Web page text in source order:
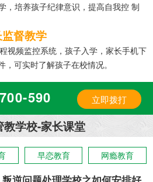
，培养孩子纪律意识，提高自我控 制
督教学
视频监控系统，孩子入学，家长手机下
，可实时了解孩子在校情况。
590 立即拨打
教学校-家长课堂
早恋教育 网瘾教育